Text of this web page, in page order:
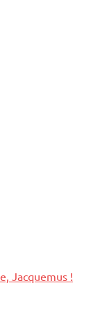
Jacquemus !